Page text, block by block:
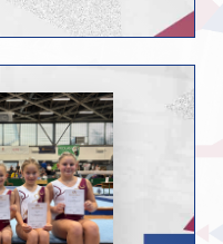
tagjának, valamint
és Cserdi Ivettnek,